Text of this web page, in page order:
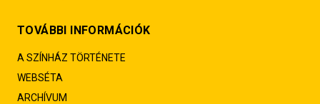
TOVÁBBI INFORMÁCIÓK
A SZÍNHÁZ TÖRTÉNETE
WEBSÉTA
ARCHÍVUM